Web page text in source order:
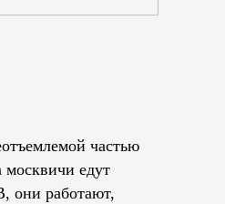
частью
едут
они работают,